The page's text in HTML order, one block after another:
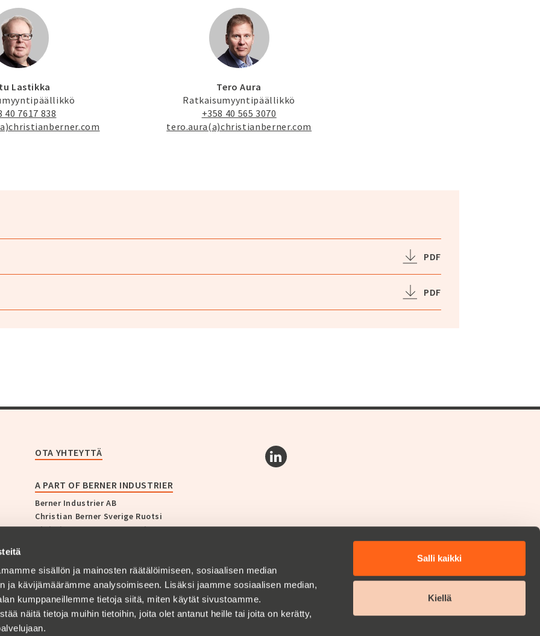
sisällön ja mainosten räätälöimiseen, sosiaalisen median
ja kävijämäärämme analysoimiseen. Lisäksi jaamme sosiaalisen median,
kumppaneillemme tietoja siitä, miten käytät sivustoamme.
näitä tietoja muihin tietoihin, joita olet antanut heille tai joita on kerätty,
Salli kaikki
Kiellä
Lastikka
40 7617 838
Tero Aura
Ratkaisumyyntipäällikkö
+358 40 565 3070
tero.aura(a)christianberner.com
PDF
PDF
OTA YHTEYTTÄ
A PART OF BERNER INDUSTRIER
Berner Industrier AB
Christian Berner Sverige Ruotsi
Christian Berner Norge Norja
Zander & Ingeström
Bullerbekämparen
Empakk AS
AB GF Swedenborg